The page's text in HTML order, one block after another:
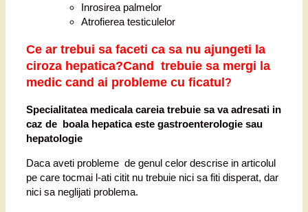
Inrosirea palmelor
Atrofierea testiculelor
Ce ar trebui sa faceti ca sa nu ajungeti la
ciroza hepatica?Cand trebuie sa mergi la
medic cand ai probleme cu ficatul?
Specialitatea medicala careia trebuie sa va adresati in
caz de boala hepatica este gastroenterologie sau
hepatologie
Daca aveti probleme de genul celor descrise in articolul
pe care tocmai l-ati citit nu trebuie nici sa fiti disperat, dar
nici sa neglijati problema.